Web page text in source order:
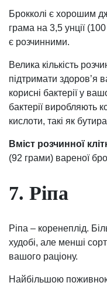
Брокколі є хорошим
грама на 3,5 унції
є розчинними.
Велика кількість
підтримати здоров’я
корисні бактерії у
бактерії виробляють
кислоти, такі як
Вміст розчинної
(92 грами) вареної
7. Ріпа
Ріпа – коренеплід.
худобі, але менші
вашого раціону.
Найбільшою